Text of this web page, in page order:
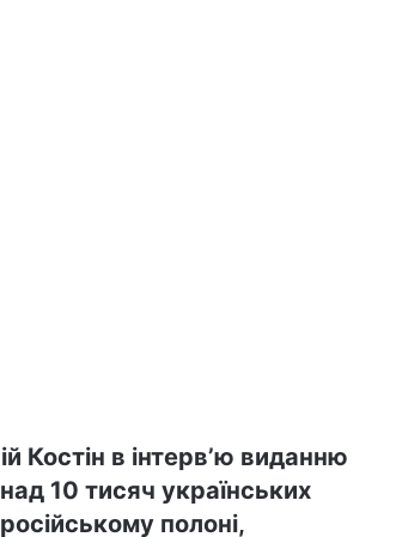
Костін в інтерв’ю виданню
10 тисяч українських
полоні,